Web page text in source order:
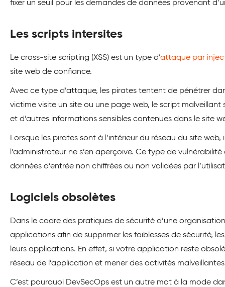
fixer un seuil pour les demandes de données provenant
Les scripts intersites
Le cross-site scripting (XSS) est un type d’attaque par
site web de confiance.
Avec ce type d’attaque, les pirates tentent de pénétrer
victime visite un site ou une page web, le script
et d’autres informations sensibles contenues dans le site
Lorsque les pirates sont à l’intérieur du réseau du site
l’administrateur ne s’en aperçoive. Ce type de
données d’entrée non chiffrées ou non validées par
Logiciels obsolètes
Dans le cadre des pratiques de sécurité d’une
applications afin de supprimer les faiblesses de sécurité,
leurs applications. En effet, si votre application reste
réseau de l’application et mener des activités
C’est pourquoi DevSecOps est un autre mot à la mode